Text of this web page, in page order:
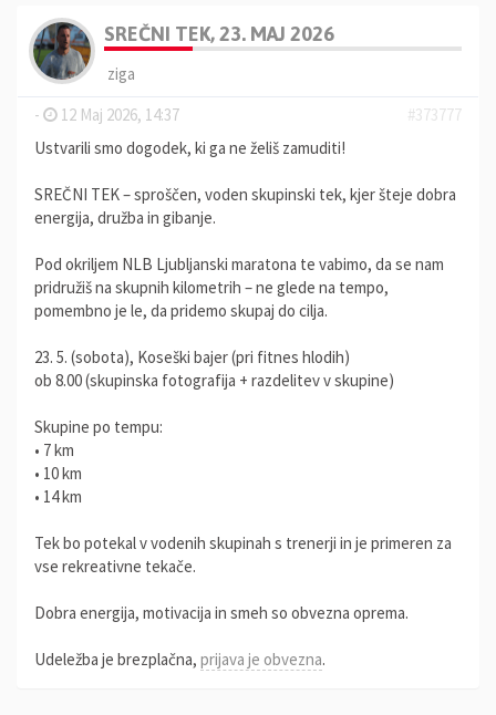
SREČNI TEK, 23. MAJ 2026
ziga
-
12 Maj 2026, 14:37
#373777
Ustvarili smo dogodek, ki ga ne želiš zamuditi!
SREČNI TEK – sproščen, voden skupinski tek, kjer šteje dobra
energija, družba in gibanje.
Pod okriljem NLB Ljubljanski maratona te vabimo, da se nam
pridružiš na skupnih kilometrih – ne glede na tempo,
pomembno je le, da pridemo skupaj do cilja.
23. 5. (sobota), Koseški bajer (pri fitnes hlodih)
ob 8.00 (skupinska fotografija + razdelitev v skupine)
Skupine po tempu:
• 7 km
• 10 km
• 14 km
Tek bo potekal v vodenih skupinah s trenerji in je primeren za
vse rekreativne tekače.
Dobra energija, motivacija in smeh so obvezna oprema.
Udeležba je brezplačna, prijava je obvezna.